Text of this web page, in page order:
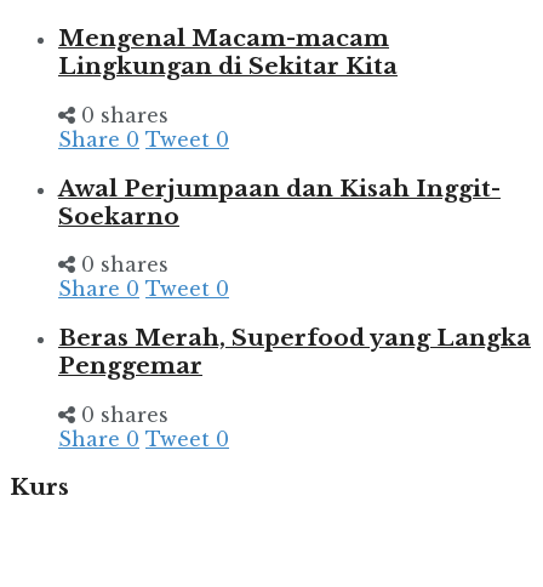
Mengenal Macam-macam
Lingkungan di Sekitar Kita
0 shares
Share 0 Tweet 0
Awal Perjumpaan dan Kisah Inggit-
Soekarno
0 shares
Share 0 Tweet 0
Beras Merah, Superfood yang Langka
Penggemar
0 shares
Share 0 Tweet 0
Kurs